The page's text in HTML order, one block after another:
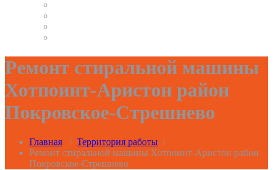
Ремонт стиральной машины
Хотпоинт-Аристон район
Покровское-Стрешнево
Главная / Территория работы /
Ремонт стиральной машины Хотпоинт-Аристон район
Покровское-Стрешнево